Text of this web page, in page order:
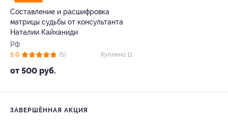
Составление и расшифровка
матрицы судьбы от консультанта
Наталии Кайханиди
РФ
от 500 руб.
5.0 (5) Куплено 11
ЗАВЕРШЁННАЯ АКЦИЯ